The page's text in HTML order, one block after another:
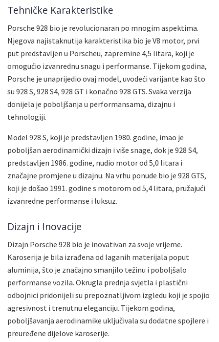
Tehničke Karakteristike
Porsche 928 bio je revolucionaran po mnogim aspektima.
Njegova najistaknutija karakteristika bio je V8 motor, prvi
put predstavljen u Porscheu, zapremine 4,5 litara, koji je
omogućio izvanrednu snagu i performanse. Tijekom godina,
Porsche je unaprijedio ovaj model, uvodeći varijante kao što
su 928 S, 928 S4, 928 GT i konačno 928 GTS. Svaka verzija
donijela je poboljšanja u performansama, dizajnu i
tehnologiji.
Model 928 S, koji je predstavljen 1980. godine, imao je
poboljšan aerodinamički dizajn i više snage, dok je 928 S4,
predstavljen 1986. godine, nudio motor od 5,0 litara i
značajne promjene u dizajnu. Na vrhu ponude bio je 928 GTS,
koji je došao 1991. godine s motorom od 5,4 litara, pružajući
izvanredne performanse i luksuz.
Dizajn i Inovacije
Dizajn Porsche 928 bio je inovativan za svoje vrijeme.
Karoserija je bila izrađena od laganih materijala poput
aluminija, što je značajno smanjilo težinu i poboljšalo
performanse vozila. Okrugla prednja svjetla i plastični
odbojnici pridonijeli su prepoznatljivom izgledu koji je spojio
agresivnost i trenutnu eleganciju. Tijekom godina,
poboljšavanja aerodinamike uključivala su dodatne spojlere i
preuređene dijelove karoserije.